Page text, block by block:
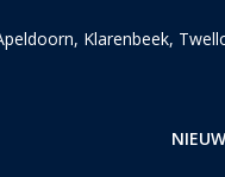
Klarenbeek,